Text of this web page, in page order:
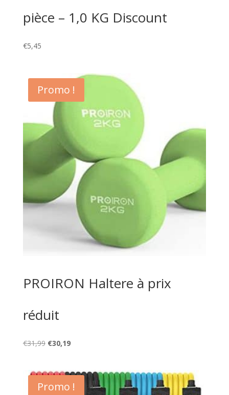
pièce – 1,0 KG Discount
€5,45
Promo !
PROIRON Haltere à prix
réduit
€31,99 Le
était :
€31,99.
€30,19Le
est :
€30,19.
Promo !